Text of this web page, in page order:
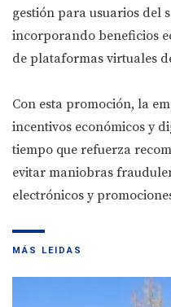
gestión para usuarios del
incorporando beneficios
de plataformas virtuales
Con esta promoción, la
incentivos económicos y
tiempo que refuerza
evitar maniobras
electrónicos y
MÁS LEIDAS